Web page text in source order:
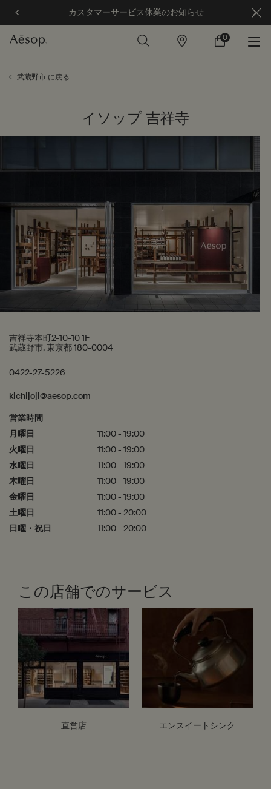
カスタマーサービス休業のお知らせ
店
カ
0
0 カート内の製
武蔵野市 に戻る
イソップ 吉祥寺
吉祥寺本町2-10-10 1F
武蔵野市, 東京都 180-0004
0422-27-5226
kichijoji@aesop.com
営業時間
月曜日
11:00 - 19:00
火曜日
11:00 - 19:00
水曜日
11:00 - 19:00
木曜日
11:00 - 19:00
金曜日
11:00 - 19:00
土曜日
11:00 - 20:00
日曜・祝日
11:00 - 20:00
この店舗でのサービス
直営店 エンスイートシンク